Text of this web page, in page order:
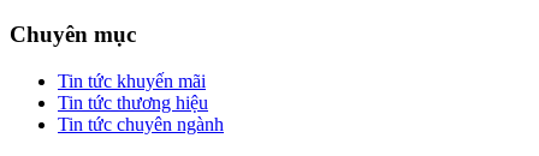
Chuyên mục
Tin tức khuyến mãi
Tin tức thương hiệu
Tin tức chuyên ngành